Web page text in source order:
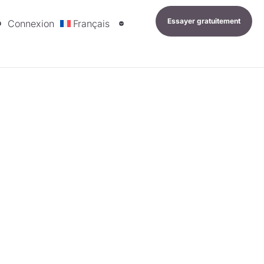
Connexion Français Essayer gratuitement